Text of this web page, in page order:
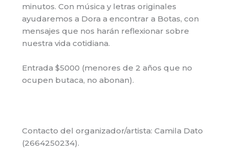
minutos. Con música y letras originales
ayudaremos a Dora a encontrar a Botas, con
mensajes que nos harán reflexionar sobre
nuestra vida cotidiana.
Entrada $5000 (menores de 2 años que no
ocupen butaca, no abonan).
Contacto del organizador/artista: Camila Dato
(2664250234).